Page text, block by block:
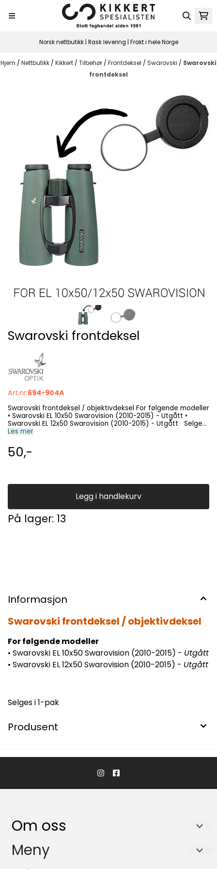
Norsk nettbutikk | Rask levering | Frakt i hele Norge
Hjem / Nettbutikk / Kikkert / Tilbehør / Frontdeksel / Swarovski / Swarovski
frontdeksel
Swarovski frontdeksel
Art.nr:694-904A
Swarovski frontdeksel / objektivdeksel For følgende modeller
• Swarovski EL 10x50 Swarovision (2010-2015) - Utgått •
Swarovski EL 12x50 Swarovision (2010-2015) - Utgått Selges i
1-pak
Les mer
50,-
Legg i handlekurv
På lager: 13
Informasjon
Swarovski frontdeksel / objektivdeksel
For følgende modeller
• Swarovski EL 10x50 Swarovision (2010-2015) - Utgått
• Swarovski EL 12x50 Swarovision (2010-2015) - Utgått
Selges i 1-pak
Produsent
Om oss
KikkertSpesialisten AS
Ingvald Ystgaards veg 15
Meny